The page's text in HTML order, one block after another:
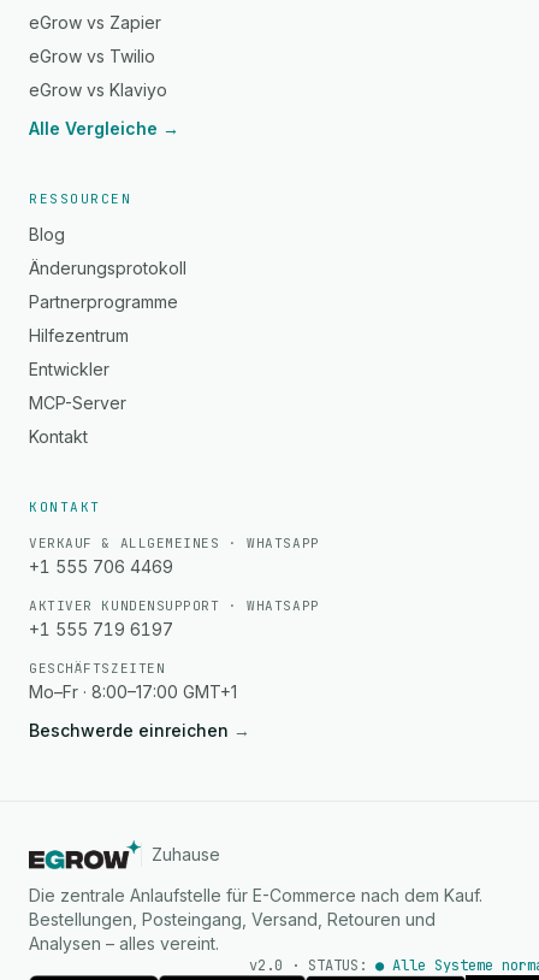
eGrow vs Zapier
eGrow vs Twilio
eGrow vs Klaviyo
Alle Vergleiche →
RESSOURCEN
Blog
Änderungsprotokoll
Partnerprogramme
Hilfezentrum
Entwickler
MCP-Server
Kontakt
KONTAKT
VERKAUF & ALLGEMEINES · WHATSAPP
+1 555 706 4469
AKTIVER KUNDENSUPPORT · WHATSAPP
+1 555 719 6197
GESCHÄFTSZEITEN
Mo–Fr · 8:00–17:00 GMT+1
Beschwerde einreichen →
Zuhause
Die zentrale Anlaufstelle für E-Commerce nach dem Kauf.
Bestellungen, Posteingang, Versand, Retouren und
Analysen – alles vereint.
v2.0 · STATUS: ● Alle Systeme